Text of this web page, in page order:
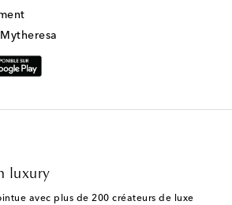
luxury
avec plus de 200 créateurs de luxe